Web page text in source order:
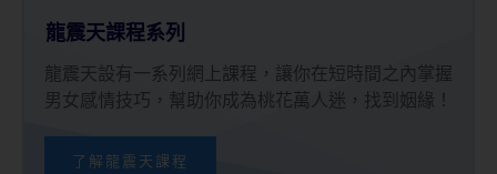
龍震天課程系列
龍震天設有一系列網上課程，讓你在短時間之內掌握
男女感情技巧，幫助你成為桃花萬人迷，找到姻緣！
了解龍震天課程